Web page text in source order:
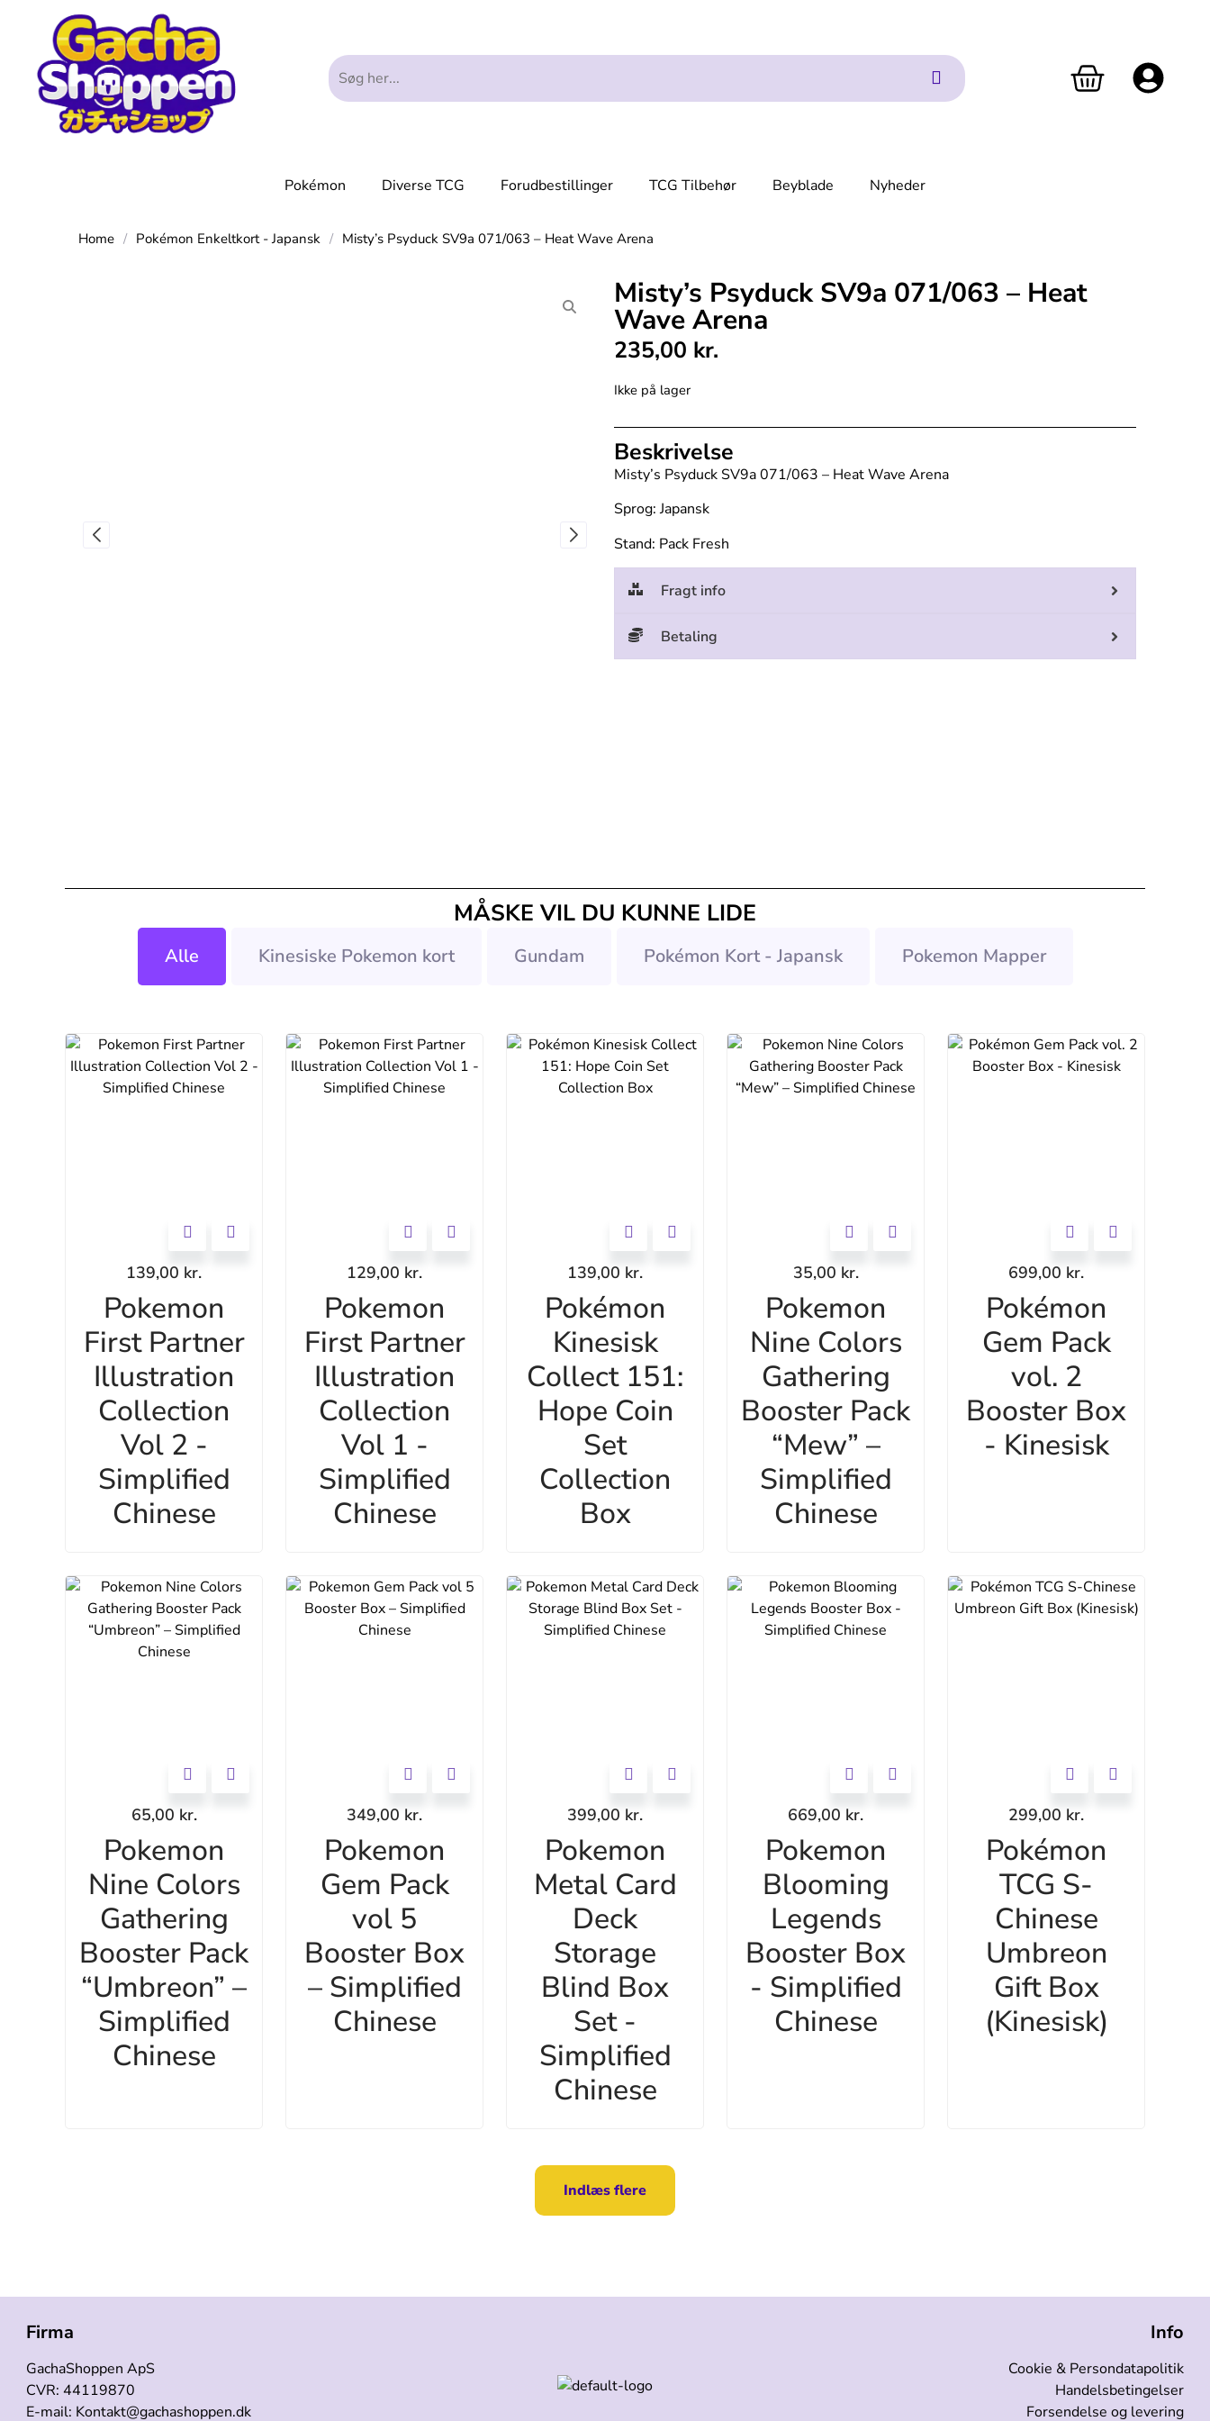
Pokémon Diverse TCG Forudbestillinger TCG Tilbehør Beyblade Nyheder
Home / Pokémon Enkeltkort - Japansk / Misty’s Psyduck SV9a 071/063 – Heat Wave Arena
Misty’s Psyduck SV9a 071/063 – Heat
Wave Arena
235,00 kr.
Ikke på lager
Beskrivelse
Misty’s Psyduck SV9a 071/063 – Heat Wave Arena
Sprog: Japansk
Stand: Pack Fresh
Fragt info
Betaling
MÅSKE VIL DU KUNNE LIDE
Alle Kinesiske Pokemon kort Gundam Pokémon Kort - Japansk Pokemon Mapper
139,00 kr.
Pokemon
First Partner
Illustration
Collection
Vol 2 -
Simplified
Chinese
129,00 kr.
Pokemon
First Partner
Illustration
Collection
Vol 1 -
Simplified
Chinese
139,00 kr.
Pokémon
Kinesisk
Collect 151:
Hope Coin
Set
Collection
Box
35,00 kr.
Pokemon
Nine Colors
Gathering
Booster Pack
“Mew” –
Simplified
Chinese
699,00 kr.
Pokémon
Gem Pack
vol. 2
Booster Box
- Kinesisk
65,00 kr.
Pokemon
Nine Colors
Gathering
Booster Pack
“Umbreon” –
Simplified
Chinese
349,00 kr.
Pokemon
Gem Pack
vol 5
Booster Box
– Simplified
Chinese
399,00 kr.
Pokemon
Metal Card
Deck
Storage
Blind Box
Set -
Simplified
Chinese
669,00 kr.
Pokemon
Blooming
Legends
Booster Box
- Simplified
Chinese
299,00 kr.
Pokémon
TCG S-
Chinese
Umbreon
Gift Box
(Kinesisk)
Indlæs flere
Firma
GachaShoppen ApS
CVR: 44119870
E-mail: Kontakt@gachashoppen.dk
Info
Cookie & Persondatapolitik
Handelsbetingelser
Forsendelse og levering